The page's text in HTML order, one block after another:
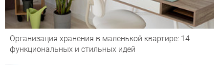
Организация хранения в маленькой квартире: 14
функциональных и стильных идей